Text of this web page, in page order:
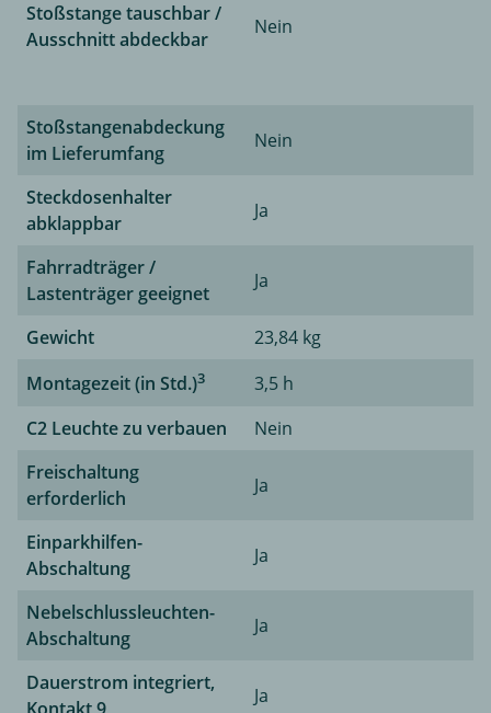
Stoßstange tauschbar /
Ausschnitt abdeckbar
Nein
Stoßstangenabdeckung
im Lieferumfang
Nein
Steckdosenhalter
abklappbar
Ja
Fahrradträger /
Lastenträger geeignet
Ja
Gewicht
23,84 kg
Montagezeit (in Std.)3
3,5 h
C2 Leuchte zu verbauen
Nein
Freischaltung
erforderlich
Ja
Einparkhilfen-
Abschaltung
Ja
Nebelschlussleuchten-
Abschaltung
Ja
Dauerstrom integriert,
Ja